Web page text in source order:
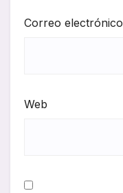
Correo electrónico
Web